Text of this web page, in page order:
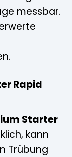
messbar.
Rapid
Starter
kann
Trübung